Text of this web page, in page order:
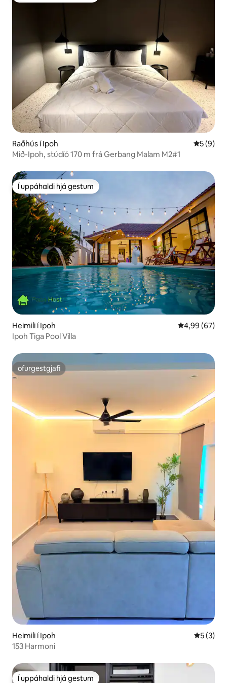
Raðhús í Ipoh 5 af 5 í
5 (9)
Mið-Ipoh, stúdíó 170 m frá Gerbang Malam M2#1
Í uppáhaldi hjá gestum
Í uppáhaldi hjá gestum
Heimili í Ipoh 4,99 af 5 í
4,99 (67)
Ipoh Tiga Pool Villa
ofurgestgjafi
ofurgestgjafi
Heimili í Ipoh 5 af 5 í
5 (3)
153 Harmoni
Í uppáhaldi hjá gestum